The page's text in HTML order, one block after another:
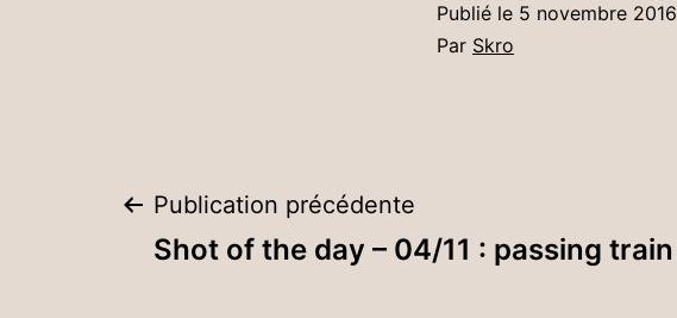
Publié le 5 novembre 2016
Par Skro
Navigation
Publication précédente
Shot of the day – 04/11 : passing train